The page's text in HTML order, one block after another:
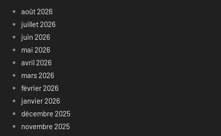
août 2026
juillet 2026
juin 2026
mai 2026
avril 2026
mars 2026
février 2026
janvier 2026
décembre 2025
novembre 2025